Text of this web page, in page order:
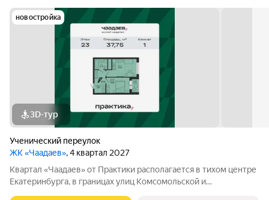
новостройка
3D-тур
Ученический переулок
ЖК «Чаадаев», 4 квартал 2027
Квартал «Чаадаев» от Практики располагается в тихом центре
Екатеринбурга, в границах улиц Комсомольской и